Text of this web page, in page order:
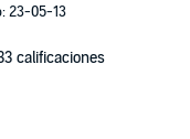
23-05-13
calificaciones